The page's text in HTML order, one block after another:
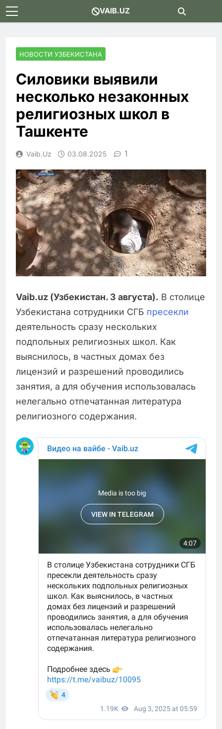
Skip
to
VAIB.UZ
НОВОСТИ УЗБЕКИСТАНА
Силовики выявили
несколько незаконных
религиозных школ в
Ташкенте
Vaib.uz 03.08.2025 1
Vaib.uz (Узбекистан. 3 августа). В столице
Узбекистана сотрудники СГБ пресекли
деятельность сразу нескольких
подпольных религиозных школ. Как
выяснилось, в частных домах без
лицензий и разрешений проводились
занятия, а для обучения использовалась
нелегально отпечатанная литература
религиозного содержания.